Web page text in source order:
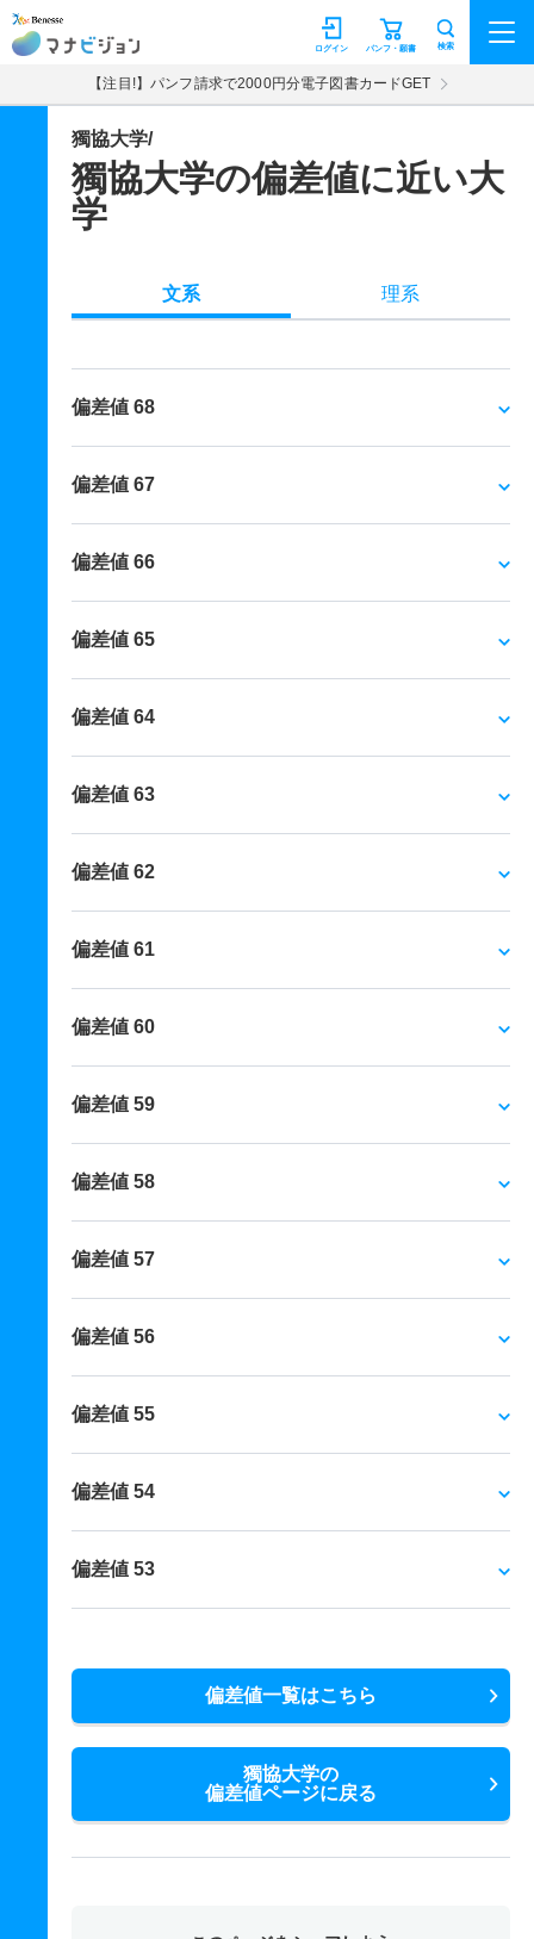
マナビジョン パンフ・願書
ログイン 検索
【注目!】パンフ請求で2000円分電子図書カードGET
獨協大学/
獨協大学の偏差値に近い大
学
文系 理系
偏差値 68
偏差値 67
偏差値 66
偏差値 65
偏差値 64
偏差値 63
偏差値 62
偏差値 61
偏差値 60
偏差値 59
偏差値 58
偏差値 57
偏差値 56
偏差値 55
偏差値 54
偏差値 53
偏差値一覧はこちら
獨協大学の
偏差値ページに戻る